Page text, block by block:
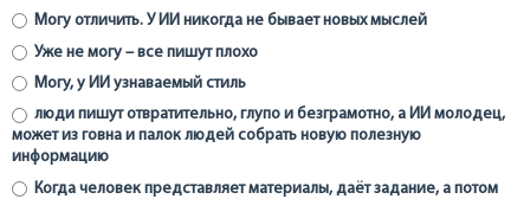
Могу отличить. У ИИ никогда не бывает новых мыслей
Уже не могу – все пишут плохо
Могу, у ИИ узнаваемый стиль
люди пишут отвратительно, глупо и безграмотно, а ИИ молодец,
может из говна и палок людей собрать новую полезную
информацию
Когда человек представляет материалы, даёт задание, а потом